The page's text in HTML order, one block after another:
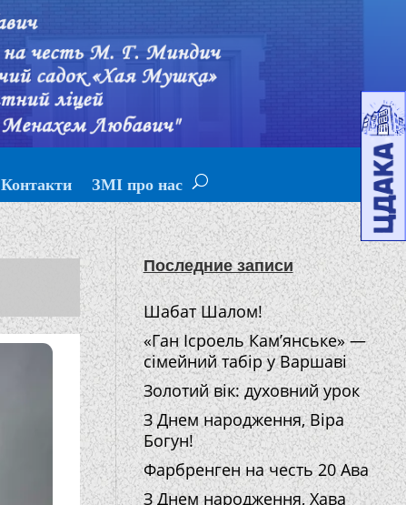
Контакти ЗМІ про нас
Последние записи
Шабат Шалом!
«Ган Ісроель Кам’янське» —
сімейний табір у Варшаві
Золотий вік: духовний урок
З Днем народження, Віра
Богун!
Фарбренген на честь 20 Ава
З Днем народження, Хава